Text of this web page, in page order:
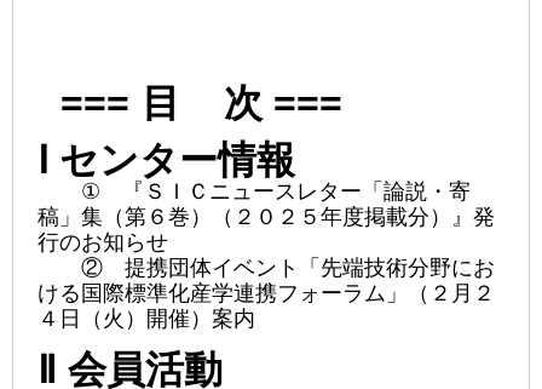
=== 目 次 ===
Ⅰ センター情報
① 『ＳＩＣニュースレター「論説・寄
稿」集（第６巻）（２０２５年度掲載分）』発
行のお知らせ
② 提携団体イベント「先端技術分野にお
ける国際標準化産学連携フォーラム」（２月２
４日（火）開催）案内
Ⅱ 会員活動